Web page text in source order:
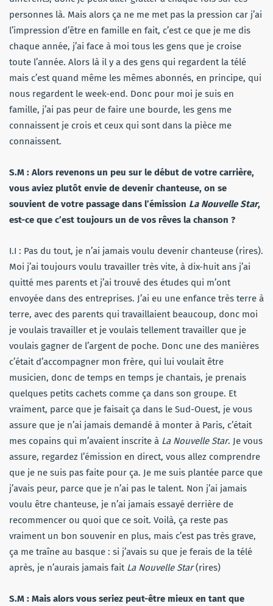
personnes là. Mais alors ça ne me met pas la pression car j’ai
l’impression d’être en famille en fait, c’est ce que je me dis
chaque année, j’ai face à moi tous les gens que je croise
toute l’année. Alors là il y a des gens qui regardent la télé
mais c’est quand même les mêmes abonnés, en principe, qui
nous regardent le week-end. Donc pour moi je suis en
famille, j’ai pas peur de faire une bourde, les gens me
connaissent je crois et ceux qui sont dans la pièce me
connaissent.
S.M : Alors revenons un peu sur le début de votre carrière,
vous aviez plutôt envie de devenir chanteuse, on se
souvient de votre passage dans l’émission La Nouvelle Star,
est-ce que c’est toujours un de vos rêves la chanson ?
I.I : Pas du tout, je n’ai jamais voulu devenir chanteuse (rires).
Moi j’ai toujours voulu travailler très vite, à dix-huit ans j’ai
quitté mes parents et j’ai trouvé des études qui m’ont
envoyée dans des entreprises. J’ai eu une enfance très terre à
terre, avec des parents qui travaillaient beaucoup, donc moi
je voulais travailler et je voulais tellement travailler que je
voulais gagner de l’argent de poche. Donc une des manières
c’était d’accompagner mon frère, qui lui voulait être
musicien, donc de temps en temps je chantais, je prenais
quelques petits cachets comme ça dans son groupe. Et
vraiment, parce que je faisait ça dans le Sud-Ouest, je vous
assure que je n’ai jamais demandé à monter à Paris, c’était
mes copains qui m’avaient inscrite à La Nouvelle Star. Je vous
assure, regardez l’émission en direct, vous allez comprendre
que je ne suis pas faite pour ça. Je me suis plantée parce que
j’avais peur, parce que je n’ai pas le talent. Non j’ai jamais
voulu être chanteuse, je n’ai jamais essayé derrière de
recommencer ou quoi que ce soit. Voilà, ça reste pas
vraiment un bon souvenir en plus, mais c’est pas très grave,
ça me traîne au basque : si j’avais su que je ferais de la télé
après, je n’aurais jamais fait La Nouvelle Star(rires)
S.M : Mais alors vous seriez peut-être mieux en tant que